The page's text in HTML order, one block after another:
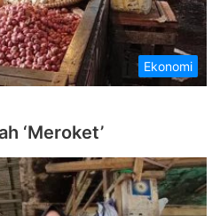
Ekonomi
‘Meroket’